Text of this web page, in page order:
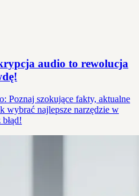
audio to rewolucja
Poznaj szokujące fakty, aktualne
wybrać najlepsze narzędzie w